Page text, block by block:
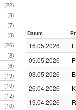
(22)
(8)
(7)
(3)
(26)
(8)
(6)
(19)
(10)
(12)
(10)
Datum
16.05.2026
09.05.2026
03.05.2026
26.04.2026
19.04.2026